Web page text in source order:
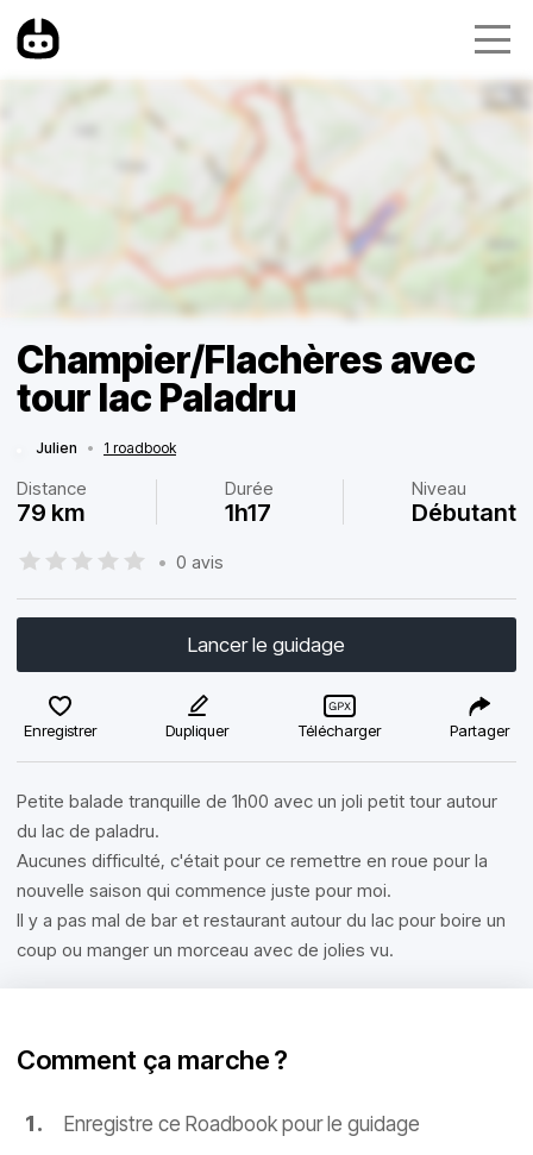
Champier/Flachères avec
tour lac Paladru
Julien • 1 roadbook
Distance
79 km
Durée
1h17
Niveau
Débutant
• 0 avis
Lancer le guidage
Enregistrer Dupliquer Télécharger Partager
Petite balade tranquille de 1h00 avec un joli petit tour autour
du lac de paladru.
Aucunes difficulté, c'était pour ce remettre en roue pour la
nouvelle saison qui commence juste pour moi.
Il y a pas mal de bar et restaurant autour du lac pour boire un
coup ou manger un morceau avec de jolies vu.
Comment ça marche ?
Enregistre ce Roadbook pour le guidage